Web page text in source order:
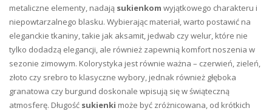
metaliczne elementy, nadają sukienkom wyjątkowego charakteru i
niepowtarzalnego blasku. Wybierając materiał, warto postawić na
eleganckie tkaniny, takie jak aksamit, jedwab czy welur, które nie
tylko dodadzą elegancji, ale również zapewnią komfort noszenia w
sezonie zimowym. Kolorystyka jest równie ważna – czerwień, zieleń,
złoto czy srebro to klasyczne wybory, jednak również głęboka
granatowa czy burgund doskonale wpisują się w świąteczną
atmosferę. Długość sukienki może być zróżnicowana, od krótkich